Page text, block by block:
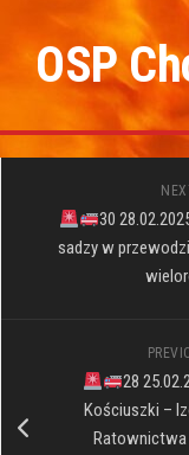
contentOSP
30
sadzy w
28
Kościuszki –
Ratownictwa